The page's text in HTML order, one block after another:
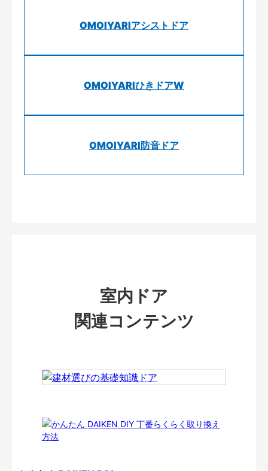
OMOIYARIアシストドア
OMOIYARIひきドアW
OMOIYARI防音ドア
室内ドア
関連コンテンツ